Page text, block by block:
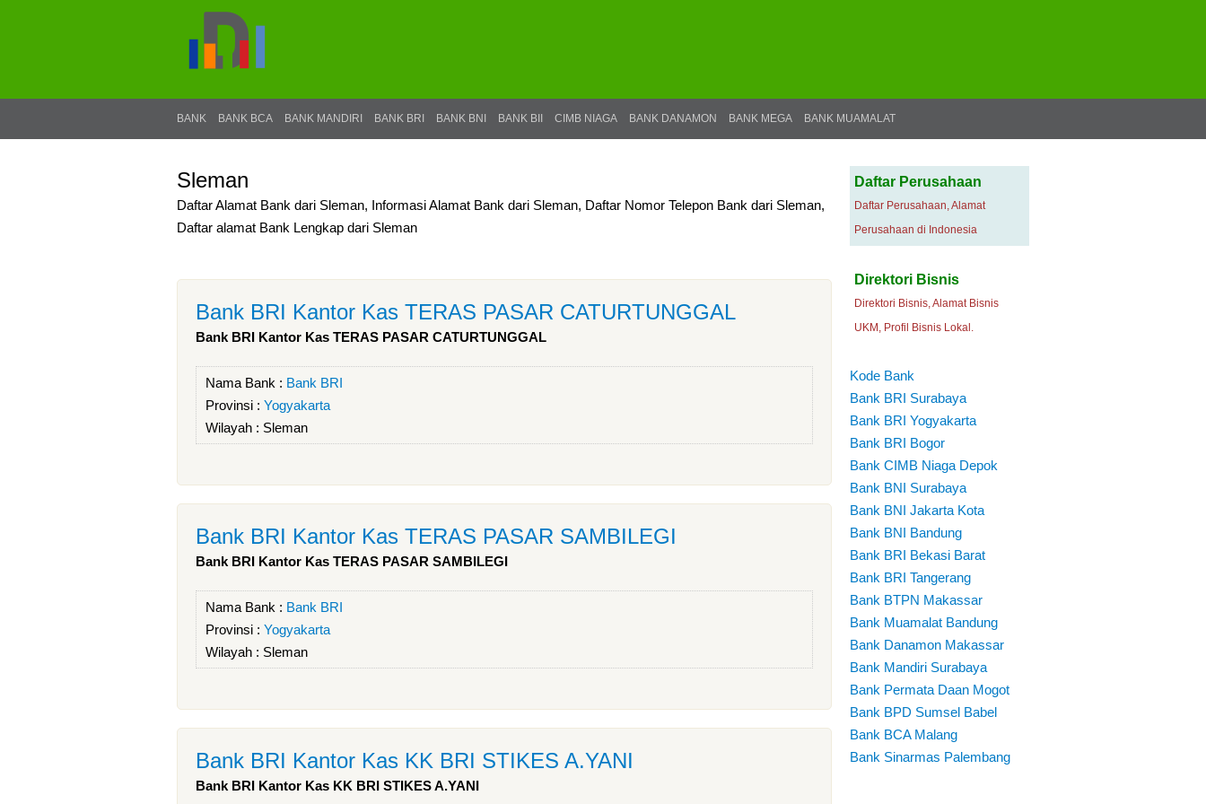
BANK BANK BCA BANK MANDIRI BANK BRI BANK BNI BANK BII CIMB NIAGA BANK DANAMON BANK MEGA BANK MUAMALAT
Sleman
Daftar Alamat Bank dari Sleman, Informasi Alamat Bank dari Sleman, Daftar Nomor Telepon Bank dari Sleman,
Daftar alamat Bank Lengkap dari Sleman
Bank BRI Kantor Kas TERAS PASAR CATURTUNGGAL
Bank BRI Kantor Kas TERAS PASAR CATURTUNGGAL
Nama Bank : Bank BRI
Provinsi : Yogyakarta
Wilayah : Sleman
Bank BRI Kantor Kas TERAS PASAR SAMBILEGI
Bank BRI Kantor Kas TERAS PASAR SAMBILEGI
Nama Bank : Bank BRI
Provinsi : Yogyakarta
Wilayah : Sleman
Bank BRI Kantor Kas KK BRI STIKES A.YANI
Bank BRI Kantor Kas KK BRI STIKES A.YANI
Daftar Perusahaan
Daftar Perusahaan, Alamat
Perusahaan di Indonesia
Direktori Bisnis
Direktori Bisnis, Alamat Bisnis
UKM, Profil Bisnis Lokal.
Kode Bank
Bank BRI Surabaya
Bank BRI Yogyakarta
Bank BRI Bogor
Bank CIMB Niaga Depok
Bank BNI Surabaya
Bank BNI Jakarta Kota
Bank BNI Bandung
Bank BRI Bekasi Barat
Bank BRI Tangerang
Bank BTPN Makassar
Bank Muamalat Bandung
Bank Danamon Makassar
Bank Mandiri Surabaya
Bank Permata Daan Mogot
Bank BPD Sumsel Babel
Bank BCA Malang
Bank Sinarmas Palembang